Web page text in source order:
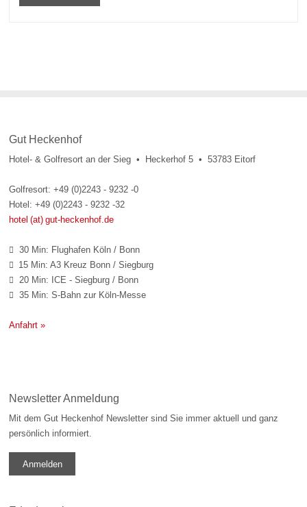
Gut Heckenhof
Hotel- & Golfresort an der Sieg • Heckerhof 5 • 53783 Eitorf
Golfresort: +49 (0)2243 - 9232 -0
Hotel: +49 (0)2243 - 9232 -32
hotel (at) gut-heckenhof.de
 30 Min: Flughafen Köln / Bonn
 15 Min: A3 Kreuz Bonn / Siegburg
 20 Min: ICE - Siegburg / Bonn
 35 Min: S-Bahn zur Köln-Messe
Anfahrt »
Newsletter Anmeldung
Mit dem Gut Heckenhof Newsletter sind Sie immer aktuell und ganz
persönlich informiert.
Anmelden